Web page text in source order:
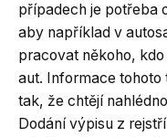
případech je potřeba
aby například v
pracovat někoho,
aut. Informace
tak, že chtějí
Dodání výpisu z